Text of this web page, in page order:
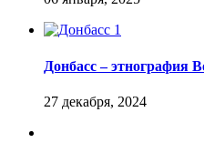
Донбасс – этнография